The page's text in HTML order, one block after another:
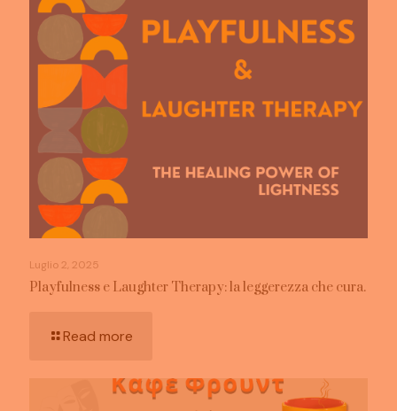
Luglio 2, 2025
Playfulness e Laughter Therapy: la leggerezza che cura.
Read more